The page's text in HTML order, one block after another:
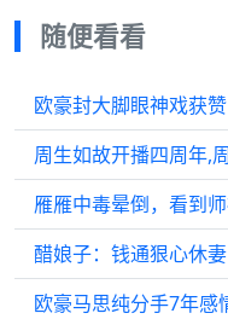
随便看看
欧豪封大脚眼神戏获
周生如故开播四周年,
雁雁中毒晕倒，看到
欧豪马思纯分手7年感